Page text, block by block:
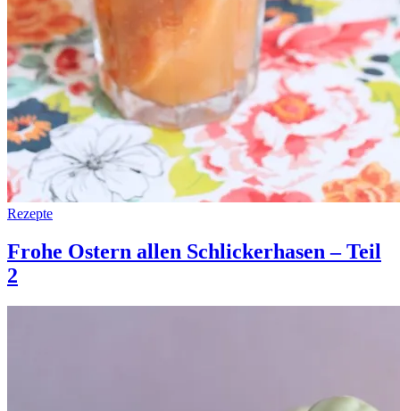
Rezepte
Frohe Ostern allen Schlickerhasen – Teil
2